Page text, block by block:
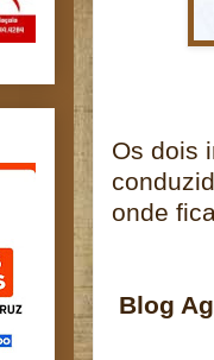
Os dois
onde
Blog